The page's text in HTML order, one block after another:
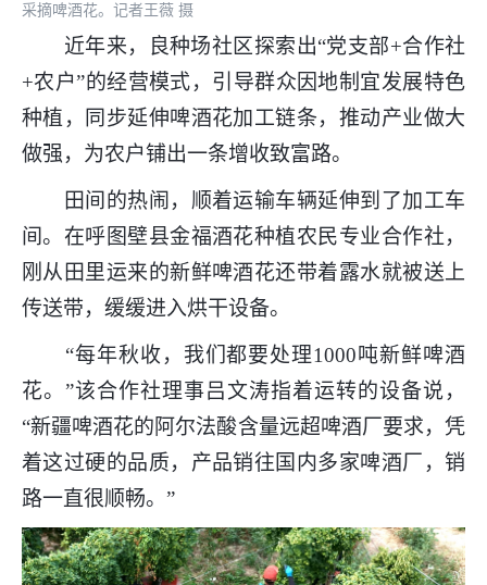
采摘啤酒花。记者王薇 摄
近年来，良种场社区探索出“党支部+合作社
+农户”的经营模式，引导群众因地制宜发展特色
种植，同步延伸啤酒花加工链条，推动产业做大
做强，为农户铺出一条增收致富路。
田间的热闹，顺着运输车辆延伸到了加工车
间。在呼图壁县金福酒花种植农民专业合作社，
刚从田里运来的新鲜啤酒花还带着露水就被送上
传送带，缓缓进入烘干设备。
“每年秋收，我们都要处理1000吨新鲜啤酒
花。”该合作社理事吕文涛指着运转的设备说，
“新疆啤酒花的阿尔法酸含量远超啤酒厂要求，凭
着这过硬的品质，产品销往国内多家啤酒厂，销
路一直很顺畅。 ”